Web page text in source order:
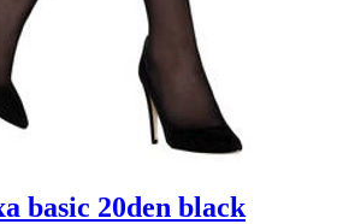
basic 20den black